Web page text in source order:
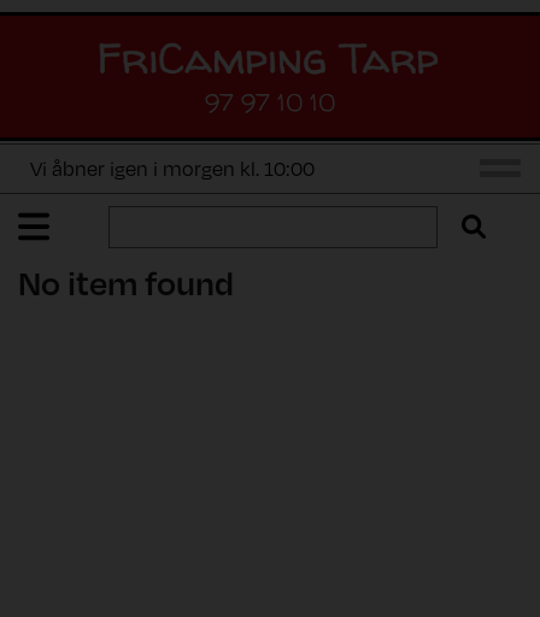
97 97 10 10
Vi åbner igen i morgen kl. 10:00
No item found